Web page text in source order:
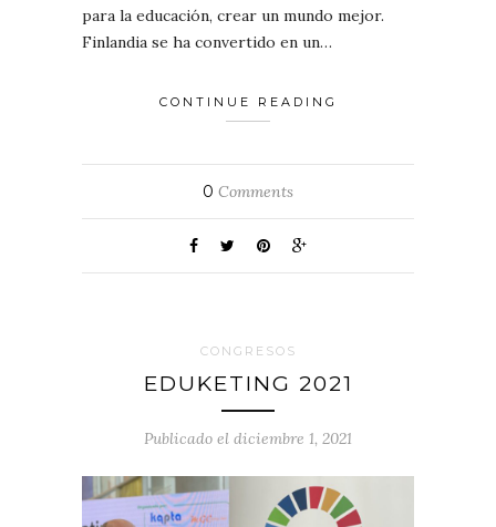
para la educación, crear un mundo mejor.
Finlandia se ha convertido en un…
CONTINUE READING
0 Comments
CONGRESOS
EDUKETING 2021
Publicado el diciembre 1, 2021